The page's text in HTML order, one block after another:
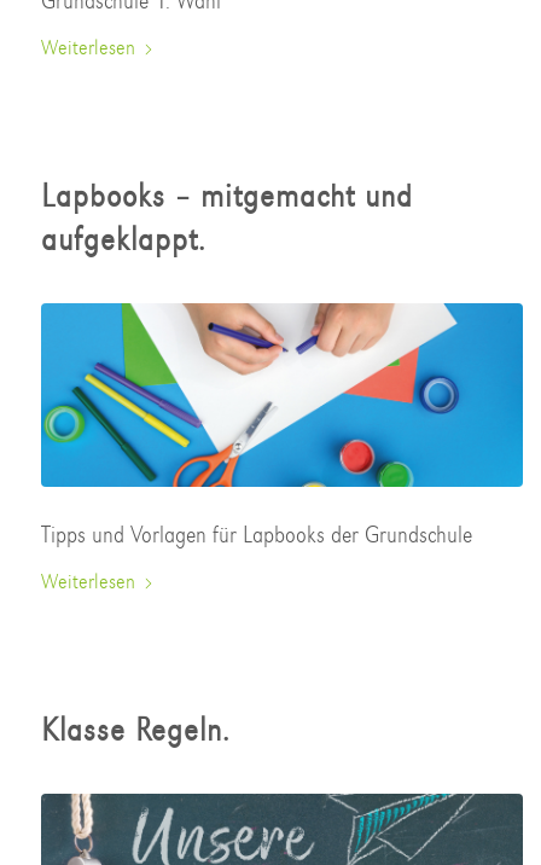
Weiterlesen
Lapbooks – mitgemacht und
aufgeklappt.
Tipps und Vorlagen für Lapbooks der Grundschule
Weiterlesen
Klasse Regeln.